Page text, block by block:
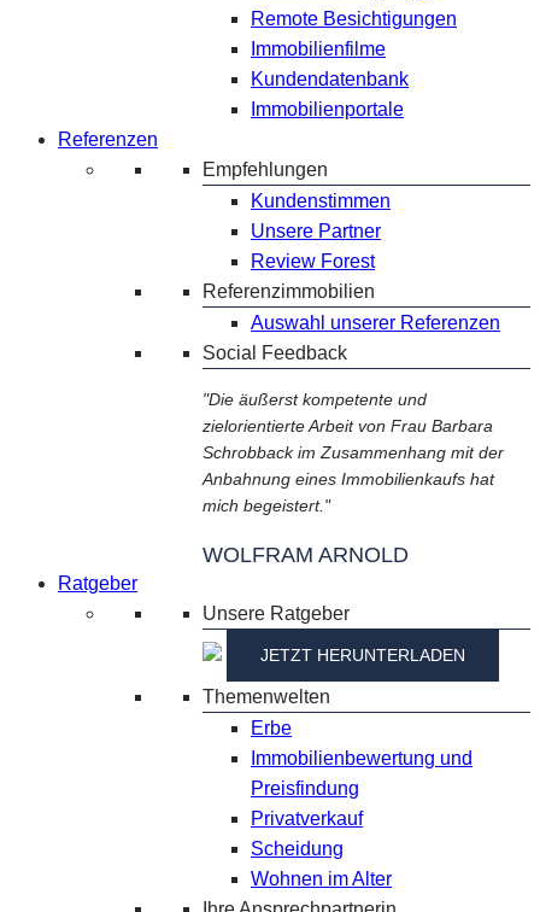
Remote Besichtigungen
Immobilienfilme
Kundendatenbank
Immobilienportale
Referenzen
Empfehlungen
Kundenstimmen
Unsere Partner
Review Forest
Referenzimmobilien
Auswahl unserer Referenzen
Social Feedback
"Die äußerst kompetente und
zielorientierte Arbeit von Frau Barbara
Schrobback im Zusammenhang mit der
Anbahnung eines Immobilienkaufs hat
mich begeistert."
WOLFRAM ARNOLD
Ratgeber
Unsere Ratgeber
JETZT HERUNTERLADEN
Themenwelten
Erbe
Immobilienbewertung und
Preisfindung
Privatverkauf
Scheidung
Wohnen im Alter